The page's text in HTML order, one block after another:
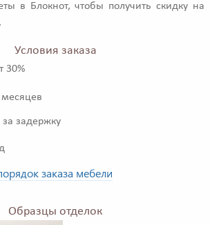
в Блокнот, чтобы получить скидку на
Условия заказа
30%
месяцев
задержку
заказа мебели
Образцы отделок